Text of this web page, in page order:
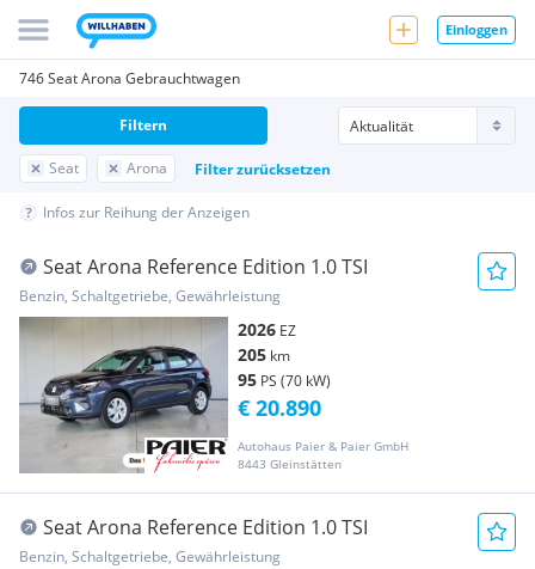
Einloggen
746 Seat Arona Gebrauchtwagen
Seat Arona Filter zurücksetzen
Filtern
Infos zur Reihung der Anzeigen
Seat Arona Reference Edition 1.0 TSI
Benzin, Schaltgetriebe, Gewährleistung
2026 EZ
205 km
95 PS (70 kW)
Autohaus Paier & Paier GmbH
8443 Gleinstätten
€ 20.890
Seat Arona Reference Edition 1.0 TSI
Benzin, Schaltgetriebe, Gewährleistung